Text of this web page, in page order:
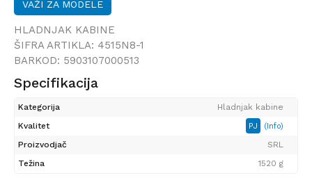
VAŽI ZA MODELE
HLADNJAK KABINE
ŠIFRA ARTIKLA: 4515N8-1
BARKOD: 5903107000513
Specifikacija
Kategorija
Hladnjak kabine
Kvalitet
PJ (Info)
Proizvodjač
SRL
Težina
1520 g